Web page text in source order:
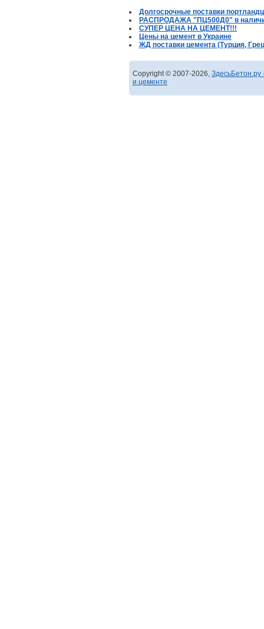
Долгосрочные поставки
РАСПРОДАЖА "ПЦ500Д0" в
СУПЕР ЦЕНА НА ЦЕМЕНТ!!!
Цены на цемент в Украине
ЖД поставки цемента (Турция,
Copyright © 2007-2026,
и цементе